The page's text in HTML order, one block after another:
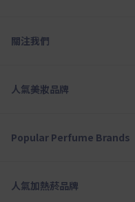
關注我們
人氣美妝品牌
Popular Perfume Brands
人氣加熱菸品牌